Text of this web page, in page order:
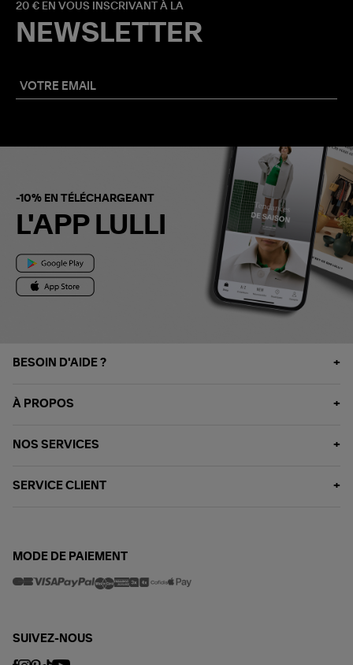
20 € EN VOUS INSCRIVANT À LA
NEWSLETTER
-10% EN TÉLÉCHARGEANT
L'APP LULLI
BESOIN D'AIDE ?
À PROPOS
NOS SERVICES
SERVICE CLIENT
MODE DE PAIEMENT
SUIVEZ-NOUS